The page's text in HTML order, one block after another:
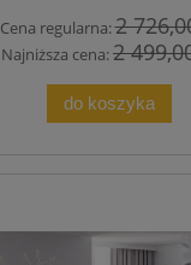
Cena regularna:2
Najniższa cena:2
do koszyka